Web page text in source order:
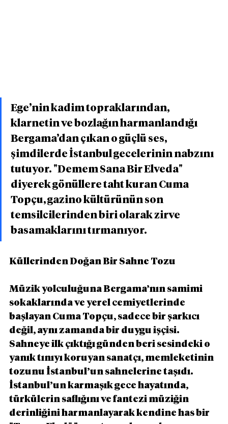
Ege’nin kadim topraklarından,
klarnetin ve bozlağın harmanlandığı
Bergama’dan çıkan o güçlü ses,
şimdilerde İstanbul gecelerinin nabzını
tutuyor. "Demem Sana Bir Elveda"
diyerek gönüllere taht kuran Cuma
Topçu, gazino kültürünün son
temsilcilerinden biri olarak zirve
basamaklarını tırmanıyor.
Küllerinden Doğan Bir Sahne Tozu
Müzik yolculuğuna Bergama’nın samimi
sokaklarında ve yerel cemiyetlerinde
başlayan Cuma Topçu, sadece bir şarkıcı
değil, aynı zamanda bir duygu işçisi.
Sahneye ilk çıktığı günden beri sesindeki o
yanık tınıyı koruyan sanatçı, memleketinin
tozunu İstanbul’un sahnelerine taşıdı.
İstanbul’un karmaşık gece hayatında,
türkülerin saflığını ve fantezi müziğin
derinliğini harmanlayarak kendine has bir